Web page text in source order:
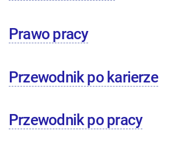
Prawo pracy
Przewodnik po karierze
Przewodnik po pracy